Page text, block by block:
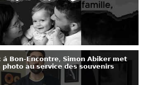
𝗮̀ 𝗕𝗼𝗻-𝗘𝗻𝗰𝗼𝗻𝘁𝗿𝗲, 𝗦𝗶𝗺𝗼𝗻 𝗔𝗯𝗶𝗸𝗲𝗿 𝗺𝗲𝘁
𝗽𝗵𝗼𝘁𝗼 𝗮𝘂 𝘀𝗲𝗿𝘃𝗶𝗰𝗲 𝗱𝗲𝘀 𝘀𝗼𝘂𝘃𝗲𝗻𝗶𝗿𝘀